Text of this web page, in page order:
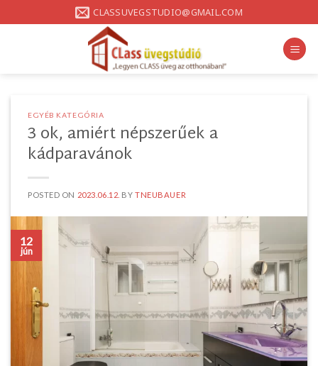
to
CLASSUVEGSTUDIO@GMAIL.COM
EGYÉB KATEGÓRIA
3 ok, amiért népszerűek a
kádparavánok
POSTED ON 2023.06.12. BYTNEUBAUER
12
jún